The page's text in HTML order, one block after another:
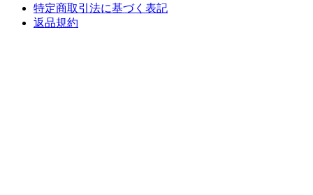
特定商取引法に基づく表記
返品規約